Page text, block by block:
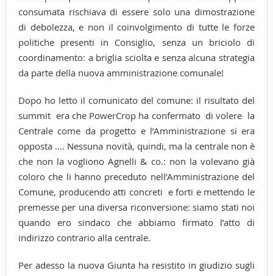
consumata rischiava di essere solo una dimostrazione
di debolezza, e non il coinvolgimento di tutte le forze
politiche presenti in Consiglio, senza un briciolo di
coordinamento: a briglia sciolta e senza alcuna strategia
da parte della nuova amministrazione comunale!
Dopo ho letto il comunicato del comune: il risultato del
summit era che PowerCrop ha confermato di volere la
Centrale come da progetto e l’Amministrazione si era
opposta …. Nessuna novità, quindi, ma la centrale non è
che non la vogliono Agnelli & co.: non la volevano già
coloro che li hanno preceduto nell’Amministrazione del
Comune, producendo atti concreti e forti e mettendo le
premesse per una diversa riconversione: siamo stati noi
quando ero sindaco che abbiamo firmato l’atto di
indirizzo contrario alla centrale.
Per adesso la nuova Giunta ha resistito in giudizio sugli